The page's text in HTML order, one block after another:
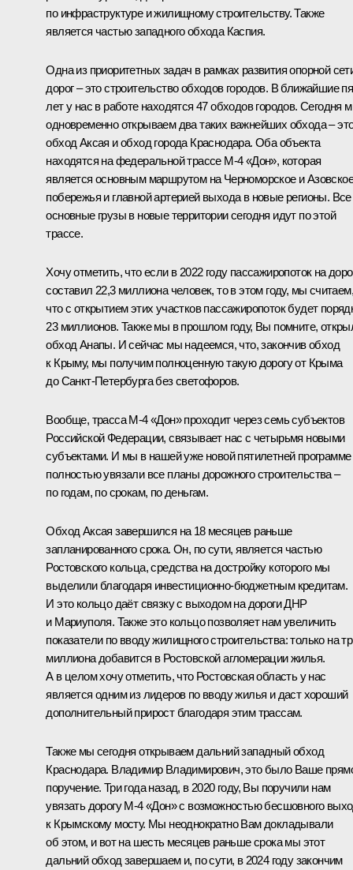
по инфраструктуре и жилищному строительству. Также
является частью западного обхода Каспия.
Одна из приоритетных задач в рамках развития опорной
дорог – это строительство обходов городов. В ближайшие
лет у нас в работе находятся 47 обходов городов. Сегодня
одновременно открываем два таких важнейших обхода –
обход Аксая и обход города Краснодара. Оба объекта
находятся на федеральной трассе М-4 «Дон», которая
является основным маршрутом на Черноморское и Азовское
побережья и главной артерией выхода в новые регионы. Все
основные грузы в новые территории сегодня идут по этой
трассе.
Хочу отметить, что если в 2022 году пассажиропоток на
составил 22,3 миллиона человек, то в этом году, мы считаем,
что с открытием этих участков пассажиропоток будет
23 миллионов. Также мы в прошлом году, Вы помните,
обход Анапы. И сейчас мы надеемся, что, закончив обход
к Крыму, мы получим полноценную такую дорогу от Крыма
до Санкт-Петербурга без светофоров.
Вообще, трасса М-4 «Дон» проходит через семь субъектов
Российской Федерации, связывает нас с четырьмя новыми
субъектами. И мы в нашей уже новой пятилетней программе
полностью увязали все планы дорожного строительства –
по годам, по срокам, по деньгам.
Обход Аксая завершился на 18 месяцев раньше
запланированного срока. Он, по сути, является частью
Ростовского кольца, средства на достройку которого мы
выделили благодаря инвестиционно-бюджетным кредитам.
И это кольцо даёт связку с выходом на дороги ДНР
и Мариуполя. Также это кольцо позволяет нам увеличить
показатели по вводу жилищного строительства: только на
миллиона добавится в Ростовской агломерации жилья.
А в целом хочу отметить, что Ростовская область у нас
является одним из лидеров по вводу жилья и даст хороший
дополнительный прирост благодаря этим трассам.
Также мы сегодня открываем дальний западный обход
Краснодара. Владимир Владимирович, это было Ваше
поручение. Три года назад, в 2020 году, Вы поручили нам
увязать дорогу М-4 «Дон» с возможностью бесшовного
к Крымскому мосту. Мы неоднократно Вам докладывали
об этом, и вот на шесть месяцев раньше срока мы этот
дальний обход завершаем и, по сути, в 2024 году закончим